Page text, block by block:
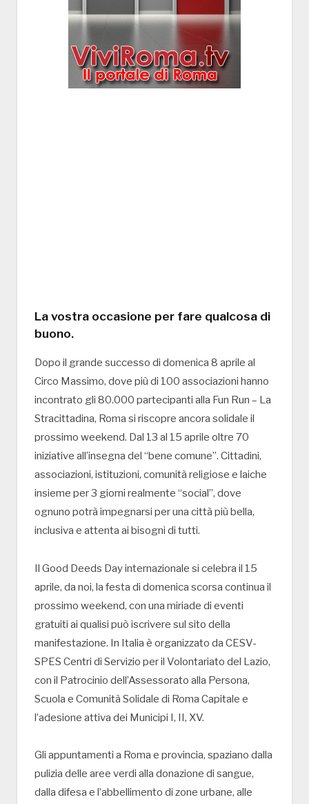
La vostra occasione per fare qualcosa di
buono.
Dopo il grande successo di domenica 8 aprile al
Circo Massimo, dove più di 100 associazioni hanno
incontrato gli 80.000 partecipanti alla Fun Run – La
Stracittadina, Roma si riscopre ancora solidale il
prossimo weekend. Dal 13 al 15 aprile oltre 70
iniziative all’insegna del “bene comune”. Cittadini,
associazioni, istituzioni, comunità religiose e laiche
insieme per 3 giorni realmente “social”, dove
ognuno potrà impegnarsi per una città più bella,
inclusiva e attenta ai bisogni di tutti.
Il Good Deeds Day internazionale si celebra il 15
aprile, da noi, la festa di domenica scorsa continua il
prossimo weekend, con una miriade di eventi
gratuiti ai qualisi può iscrivere sul sito della
manifestazione. In Italia è organizzato da CESV-
SPES Centri di Servizio per il Volontariato del Lazio,
con il Patrocinio dell’Assessorato alla Persona,
Scuola e Comunità Solidale di Roma Capitale e
l’adesione attiva dei Municipi I, II, XV.
Gli appuntamenti a Roma e provincia, spaziano dalla
pulizia delle aree verdi alla donazione di sangue,
dalla difesa e l’abbellimento di zone urbane, alle